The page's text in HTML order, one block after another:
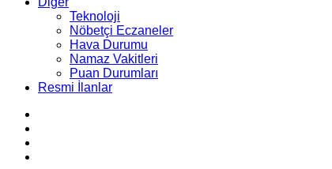
Teknoloji
Nöbetçi Eczaneler
Hava Durumu
Namaz Vakitleri
Puan Durumları
Resmi İlanlar